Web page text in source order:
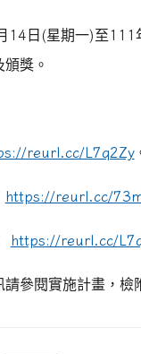
14 日 (星期一)至111
獎。
reurl.cc/L7q2Zy
https://reurl.cc/
https://reurl.cc/
請參閱實施計畫，檢